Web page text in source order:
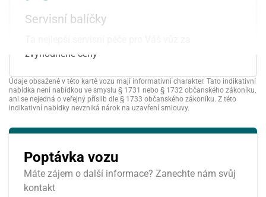
pneumatikách
sledování únavy řidiče
Servisní balíčky
zvýhodněné ceny
Údaje obsažené v této kartě vozu mají informativní charakter. Tato indikativní
nabídka není nabídkou ve smyslu § 1731 nebo § 1732 občanského zákoníku,
ani se nejedná o veřejný příslib dle § 1733 občanského zákoníku. Z této
indikativní nabídky nevzniká nárok na uzavření smlouvy.
Poptávka vozu
Máte zájem o další informace? Zanechte nám svůj
kontakt